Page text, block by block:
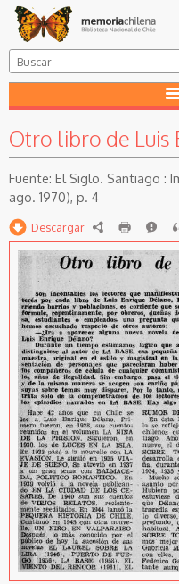
Otro libro de Luis
El Siglo. Santiago :
ago. 1970), p. 4
Descargar RDF imprimir